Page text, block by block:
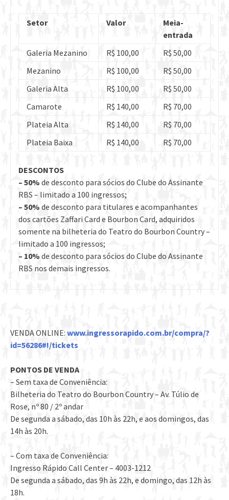
Setor Valor
Meia-
entrada
Galeria Mezanino
R$ 100,00
R$ 50,00
Mezanino
R$ 100,00
R$ 50,00
Galeria Alta
R$ 100,00
R$ 50,00
Camarote
R$ 140,00
R$ 70,00
Plateia Alta
R$ 140,00
R$ 70,00
Plateia Baixa
R$ 140,00 R$ 70,00
DESCONTOS
– 50% de desconto para sócios do Clube do Assinante
RBS – limitado a 100 ingressos;
– 50% de desconto para titulares e acompanhantes
dos cartões Zaffari Card e Bourbon Card, adquiridos
somente na bilheteria do Teatro do Bourbon Country –
limitado a 100 ingressos;
– 10% de desconto para sócios do Clube do Assinante
RBS nos demais ingressos.
VENDA ONLINE: www.ingressorapido.com.br/compra/?
id=56286#!/tickets
PONTOS DE VENDA
– Sem taxa de Conveniência:
Bilheteria do Teatro do Bourbon Country – Av. Túlio de
Rose, nº 80 / 2º andar
De segunda a sábado, das 10h às 22h, e aos domingos, das
14h às 20h.
– Com taxa de Conveniência:
Ingresso Rápido Call Center – 4003-1212
De segunda a sábado, das 9h às 22h, e domingo, das 12h às
18h.